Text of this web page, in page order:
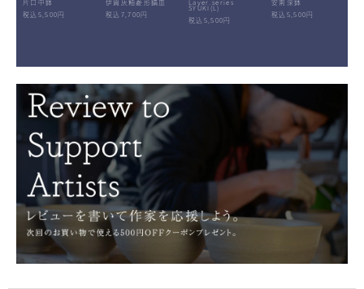
片口中鉢
税込5,500円
伊賀灰釉菱形鎬皿
税込7,700円
Layer.series
SYUKI(L)
税込5,500円
安南深鉢
税込5,500円